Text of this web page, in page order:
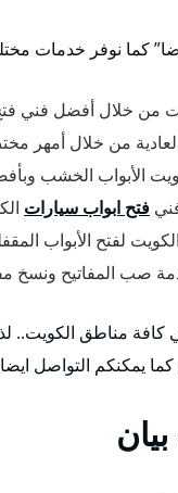
كما نوفر خدمات
من خلال أفضل فني
العادية من خلال أمهر
الأبواب الخشب
فتح ابواب سيارات
لفتح الأبواب
صب المفاتيح ونسخ
كافة مناطق
يمكنكم التواصل